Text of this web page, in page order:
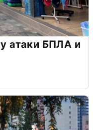
атаки БПЛА и